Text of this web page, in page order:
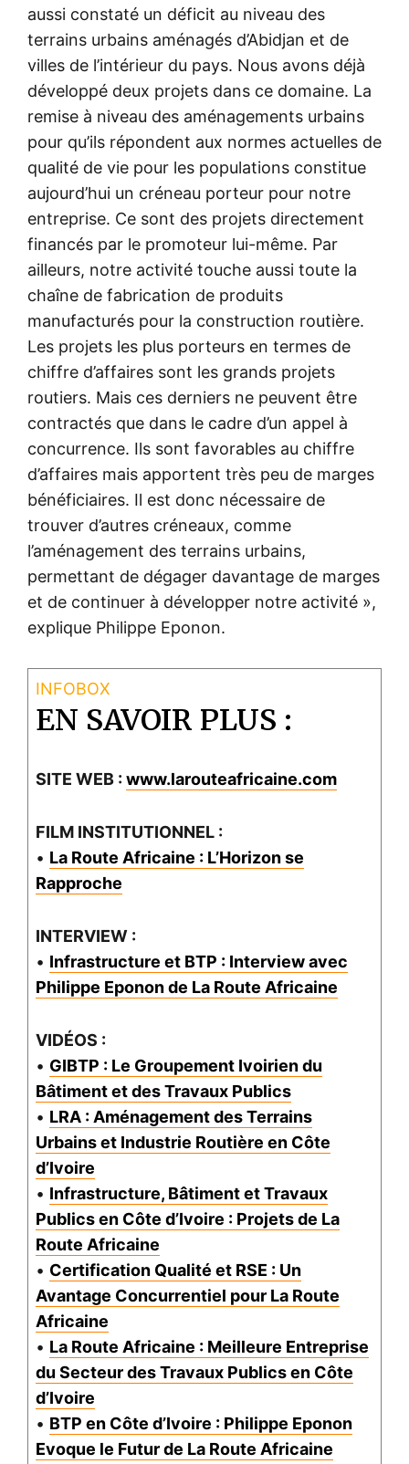
aussi constaté un déficit au niveau des
terrains urbains aménagés d’Abidjan et de
villes de l’intérieur du pays. Nous avons déjà
développé deux projets dans ce domaine. La
remise à niveau des aménagements urbains
pour qu’ils répondent aux normes actuelles de
qualité de vie pour les populations constitue
aujourd’hui un créneau porteur pour notre
entreprise. Ce sont des projets directement
financés par le promoteur lui-même. Par
ailleurs, notre activité touche aussi toute la
chaîne de fabrication de produits
manufacturés pour la construction routière.
Les projets les plus porteurs en termes de
chiffre d’affaires sont les grands projets
routiers. Mais ces derniers ne peuvent être
contractés que dans le cadre d’un appel à
concurrence. Ils sont favorables au chiffre
d’affaires mais apportent très peu de marges
bénéficiaires. Il est donc nécessaire de
trouver d’autres créneaux, comme
l’aménagement des terrains urbains,
permettant de dégager davantage de marges
et de continuer à développer notre activité »,
explique Philippe Eponon.
EN SAVOIR PLUS :
SITE WEB : www.larouteafricaine.com
FILM INSTITUTIONNEL :
• La Route Africaine : L’Horizon se
Rapproche
INTERVIEW :
• Infrastructure et BTP : Interview avec
Philippe Eponon de La Route Africaine
VIDÉOS :
• GIBTP : Le Groupement Ivoirien du
Bâtiment et des Travaux Publics
• LRA : Aménagement des Terrains
Urbains et Industrie Routière en Côte
d’Ivoire
• Infrastructure, Bâtiment et Travaux
Publics en Côte d’Ivoire : Projets de La
Route Africaine
• Certification Qualité et RSE : Un
Avantage Concurrentiel pour La Route
Africaine
• La Route Africaine : Meilleure Entreprise
du Secteur des Travaux Publics en Côte
d’Ivoire
• BTP en Côte d’Ivoire : Philippe Eponon
Evoque le Futur de La Route Africaine